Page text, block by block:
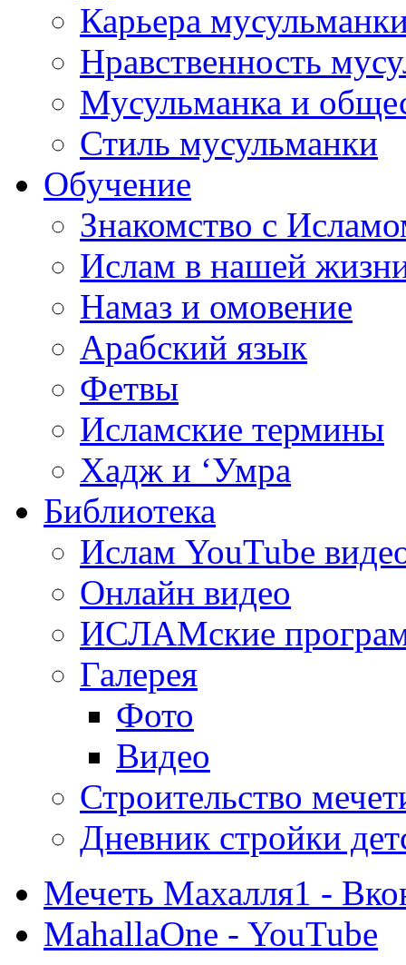
Карьера
Нравственность
Мусульманка и
Стиль мусульманки
Обучение
Знакомство с
Ислам в нашей
Намаз и омовение
Арабский язык
Фетвы
Исламские термины
Хадж и ‘Умра
Библиотека
Ислам YouTube
Онлайн видео
ИСЛАМские
Галерея
Фото
Видео
Строительство
Дневник стройки
Мечеть Махалля1 -
MahallaOne - YouTube